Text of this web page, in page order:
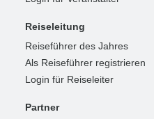
Reiseleitung
Reiseführer des Jahres
Als Reiseführer registrieren
Login für Reiseleiter
Partner